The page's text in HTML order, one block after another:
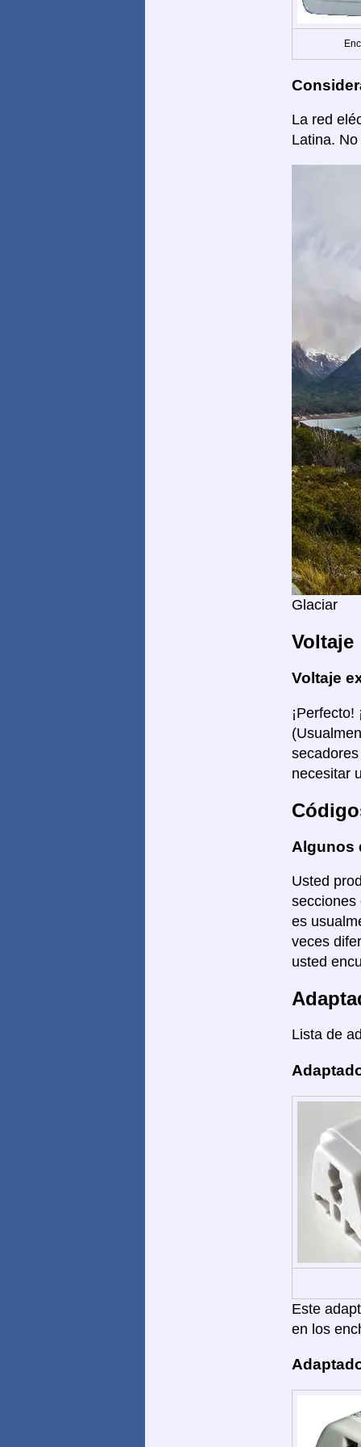
La red
Latina.
Glaciar
Voltaje
Voltaje
necesitar
Algunos
Usted
secciones
es
veces
usted
Lista de
Este
en los